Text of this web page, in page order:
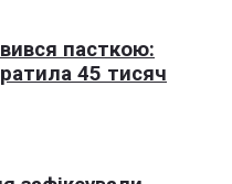
пасткою:
45 тисяч